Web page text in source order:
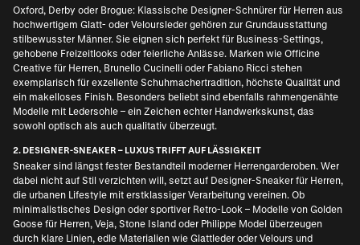
Oxford, Derby oder Brogue: Klassische Designer-Schnürer für Herren aus
hochwertigem Glatt- oder Veloursleder gehören zur Grundausstattung
stilbewusster Männer. Sie eignen sich perfekt für Business-Settings,
gehobene Freizeitlooks oder feierliche Anlässe. Marken wie Officine
Creative für Herren, Brunello Cucinelli oder Fabiano Ricci stehen
exemplarisch für exzellente Schuhmachertradition, höchste Qualität und
ein makelloses Finish. Besonders beliebt sind ebenfalls rahmengenähte
Modelle mit Ledersohle – ein Zeichen echter Handwerkskunst, das
sowohl optisch als auch qualitativ überzeugt.
2. DESIGNER-SNEAKER – LUXUS TRIFFT AUF LÄSSIGKEIT
Sneaker sind längst fester Bestandteil moderner Herrengarderoben. Wer
dabei nicht auf Stil verzichten will, setzt auf Designer-Sneaker für Herren,
die urbanen Lifestyle mit erstklassiger Verarbeitung vereinen. Ob
minimalistisches Design oder sportiver Retro-Look – Modelle von Golden
Goose für Herren, Veja, Stone Island oder Philippe Model überzeugen
durch klare Linien, edle Materialien wie Glattleder oder Velours und